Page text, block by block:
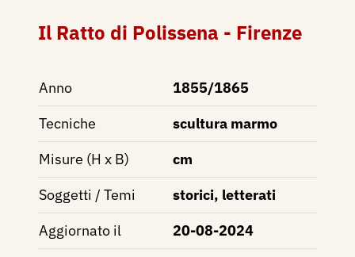
Il Ratto di Polissena - Firenze
Anno
1855/1865
Tecniche
scultura marmo
Misure (H x B)
cm
Soggetti / Temi
storici, letterati
Aggiornato il
20-08-2024